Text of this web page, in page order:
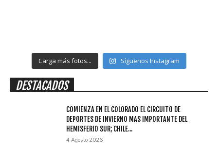
Carga más fotos... Síguenos Instagram
DESTACADOS
COMIENZA EN EL COLORADO EL CIRCUITO DE
DEPORTES DE INVIERNO MAS IMPORTANTE DEL
HEMISFERIO SUR; CHILE...
4 Agosto 2026